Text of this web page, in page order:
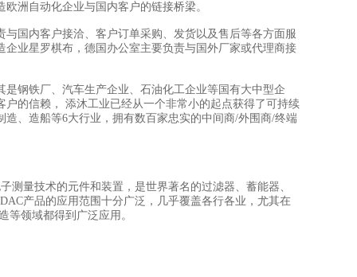
洲自动化企业与国内客户的链接桥梁。
国内客户接洽、客户订单采购、发货以及售后等各方面服
业星罗棋布，德国办公室主要负责与国外厂家或代理商接
钢铁厂、汽车生产企业、石油化工企业等国有大中型企
的信赖， 添沐工业已经从一个非常小的起点获得了可持续
、造船等6大行业，拥有数百家忠实的中间商/外围商/终端
测量技术的元件和装置，是世界著名的过滤器、蓄能器、
产品的应用范围十分广泛，几乎覆盖各行各业，尤其在
等领域都得到广泛应用。